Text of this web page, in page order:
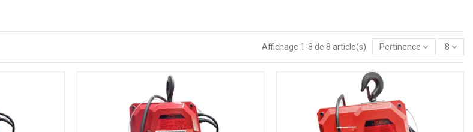
Affichage 1-8 de 8 article(s) Pertinence 8